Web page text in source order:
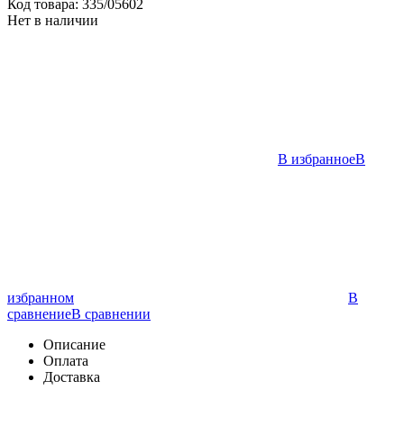
Код товара: 335/05602
Нет в наличии
В избранноеВ
избранном
В
сравнениеВ сравнении
Описание
Оплата
Доставка